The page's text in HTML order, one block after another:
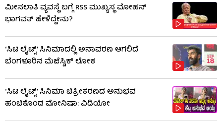
ಮೀಸಲಾತಿ ವ್ಯವಸ್ಥೆ ಬಗ್ಗೆ RSS​ ಮುಖ್ಯಸ್ಥ ಮೋಹನ್
ಭಾಗವತ್ ಹೇಳಿದ್ದೇನು?
‘ಸಿಟಿ ಲೈಟ್ಸ್’ ಸಿನಿಮಾದಲ್ಲಿ ಅನಾವರಣ ಆಗಲಿದೆ
ಬೆಂಗಳೂರಿನ ಮೆಜೆಸ್ಟಿಕ್ ಲೋಕ
‘ಸಿಟಿ ಲೈಟ್ಸ್’ ಸಿನಿಮಾ ಚಿತ್ರೀಕರಣದ ಅನುಭವ
ಹಂಚಿಕೊಂಡ ಮೋನಿಷಾ: ವಿಡಿಯೋ